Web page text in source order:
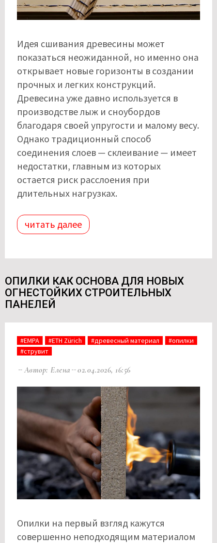
Идея сшивания древесины может
показаться неожиданной, но именно она
открывает новые горизонты в создании
прочных и легких конструкций.
Древесина уже давно используется в
производстве лыж и сноубордов
благодаря своей упругости и малому весу.
Однако традиционный способ
соединения слоев — склеивание — имеет
недостатки, главным из которых
остается риск расслоения при
длительных нагрузках.
читать далее
ОПИЛКИ КАК ОСНОВА ДЛЯ НОВЫХ
ОГНЕСТОЙКИХ СТРОИТЕЛЬНЫХ
ПАНЕЛЕЙ
#EMPA #ETH Zürich #древесный материал
#опилки
#струвит
Автор: Елена 02.04.2026, 16:56
Опилки на первый взгляд кажутся
совершенно неподходящим материалом